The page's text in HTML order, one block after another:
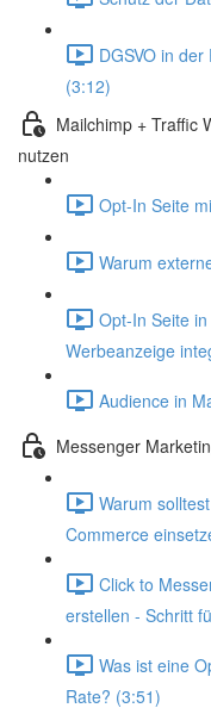
DGSVO in
(3:12)
Mailchimp + Traffic
nutzen
Opt-In Seite
Warum
Opt-In Seite
Werbeanzeige
Audience in
Messenger
Warum
Commerce
Click to
erstellen - Schritt
Was ist eine
Rate? (3:51)